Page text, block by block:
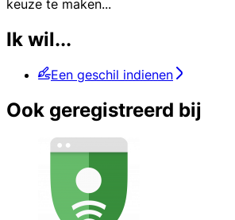
keuze te maken...
Ik wil...
Een geschil indienen
Ook geregistreerd bij